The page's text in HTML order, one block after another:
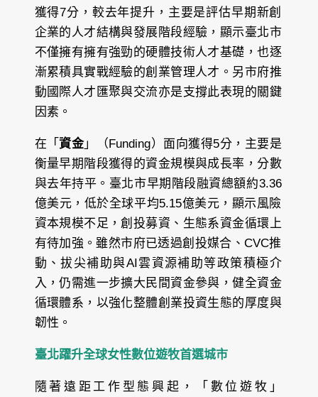
獲得7分，較去年提升，主要是評估早期新創
企業的人才結構與發展階段經驗，顯示臺北市
不僅擁有擁有強勁的硬體技術人才基礎，也逐
漸累積具實戰經驗的創業管理人才。另市府推
動國際人才匯聚與交流亦是支撐此表現的關鍵
因素。
在「資金」（Funding）面向獲得5分，主要是
衡量早期階段獲得的資金規模與成長率，分數
與去年持平。臺北市早期階段融資總額約3.36
億美元，低於全球平均5.15億美元，顯示風險
資本規模不足，創投募資、生態系資金循環上
有待加強。雖然市府已透過創投媒合、CVC推
動、拔尖補助與AI雲資源補助等政策積極介
入，仍需進一步擴大民間資金參與，健全資金
循環體系，以強化整體創業投資生態的厚度與
韌性。
臺北躍升全球女性數位遊牧首選城市
隨著遠距工作型態興起，「數位遊牧」